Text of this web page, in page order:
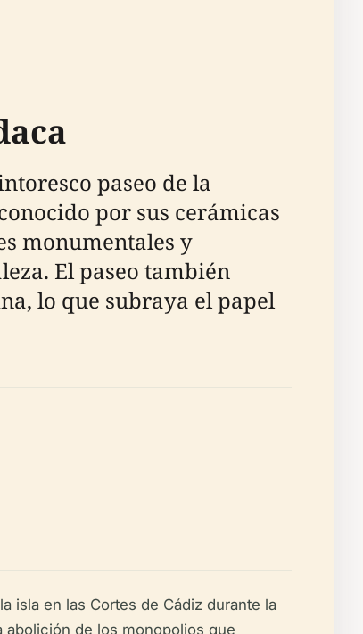
paseo de la
por sus cerámicas
monumentales y
El paseo también
lo que subraya el papel
isla en las Cortes de Cádiz durante la
de los monopolios que